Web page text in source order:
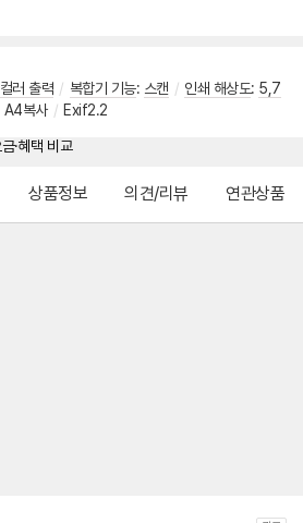
컬러 출력 / 복합기 기능: 스캔 / 인쇄 해상도: 5,7
A4복사 / Exif2.2
상품정보 의견/리뷰 연관상품